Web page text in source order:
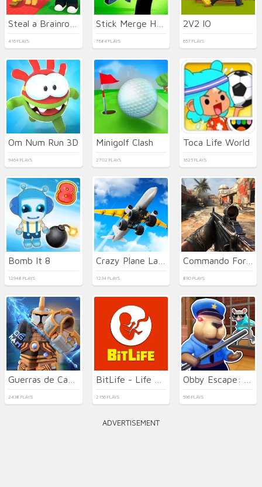
416 PLAYS 7684 PLAYS
2V2 IO
657 PLAYS
Om Num Run 3D
9464 PLAYS
Minigolf Clash
2702 PLAYS
Toca Life World
1625 PLAYS
Bomb It 8
12948 PLAYS 1234 PLAYS
Commando Force 2
890 PLAYS
2438 PLAYS 2156 PLAYS 596 PLAYS
ADVERTISEMENT